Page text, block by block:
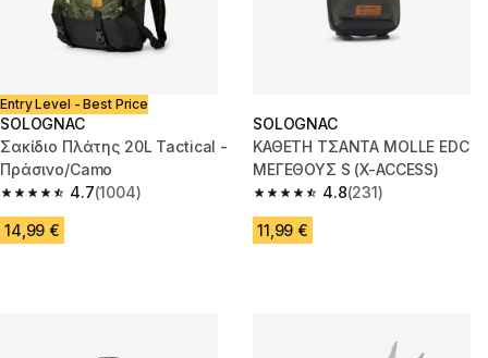
Entry Level - Best Price
SOLOGNAC
Σακίδιο Πλάτης 20L Tactical -
Πράσινο/Camo
4.7
4.7 out of 5 stars from 1004 reviews
(1004)
14,99 €
SOLOGNAC
ΚΑΘΕΤΗ ΤΣΑΝΤΑ MOLLE EDC
ΜΕΓΕΘΟΥΣ S (X-ACCESS)
4.8
4.8 out of 5 stars from 231
(231)
11,99 €